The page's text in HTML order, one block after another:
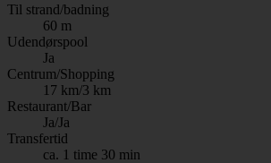
Til strand/badning
60 m
Udendørspool
Ja
Centrum/Shopping
17 km/3 km
Restaurant/Bar
Ja/Ja
Transfertid
ca. 1 time 30 min